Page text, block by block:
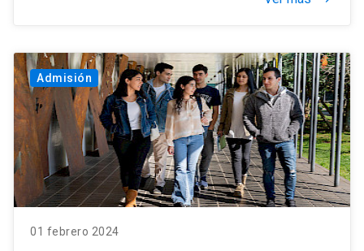
Admisión
01 febrero 2024